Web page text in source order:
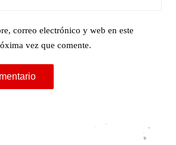
correo electrónico y web en este
vez que comente.